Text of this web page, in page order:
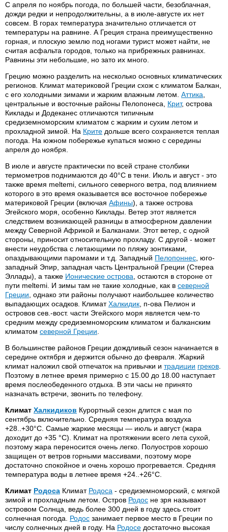
С апреля по ноябрь погода, по большей части, безоблачная,
дожди редки и непродолжительны, а в июле-августе их нет
совсем. В горах температура значительно отличается от
температуры на равнине. А Греция страна преимущественно
горная, и плоскую землю под ногами турист может найти, не
считая асфальта городов, только на прибрежных равнинах.
Равнины эти небольшие, но зато их много.
Грецию можно разделить на несколько основных климатических
регионов. Климат материковой Греции схож с климатом Балкан,
с его холодными зимами и жарким влажным летом. Аттика
центральные и восточные районы Пелопонеса, Крит, острова
Киклады и Додеканес отличаются типичным
средиземноморским климатом с жарким и сухим летом и
прохладной зимой. На Крите дольше всего сохраняется теплая
погода. На южном побережье купаться можно с середины
апреля до ноября.
В июле и августе практически по всей стране столбики
термометров поднимаются до 40°С в тени. Июль и август - это
также время meltemi, сильного северного ветра, под влиянием
которого в это время оказывается все восточное побережье
материковой Греции (включая Афины), а также острова
Эгейского моря, особенно Киклады. Ветер этот является
следствием возникающей разницы в атмосферном давлении
между Северной Африкой и Балканами. Этот ветер, с одной
стороны, приносит относительную прохладу. С другой - может
внести неудобства с летающими по пляжу зонтиками,
опаздывающими паромами и т.д. Западный Пелопоннес , юго-
западный Эпир, западная часть Центральной Греции (Стереа
Эллады), а также Ионические острова , остаются в стороне от
пути meltemi. И зимы там не такие холодные, как в северной
Греции , однако эти районы получают наибольшее количество
выпадающих осадков. КлиматХалкидик , п-ова Пелион и
островов сев.-вост. части Эгейского моря является чем-то
средним между средиземноморским климатом и балканским
климатом северной Греции
В большинстве районов Греции дождливый сезон начинается в
середине октября и держится обычно до февраля. Жаркий
климат наложил свой отпечаток на привычки и традиции греков
Поэтому в летнее время примерно с 15.00 до 18.00 наступает
время послеобеденного отдыха. В эти часы не принято
назначать встречи, звонить по телефону.
Климат Халкидиков Курортный сезон длится с мая по
сентябрь включительно. Средняя температура воздуха
+28..+30°C. Самые жаркие месяцы — июль и август (жара
доходит до +35 °C). Климат на протяжении всего лета сухой,
поэтому жара переносится очень легко. Полуостров хорошо
защищен от ветров горными массивами, поэтому море
достаточно спокойное и очень хорошо прогревается. Средняя
температура воды в летнее время +24..+26°С.
Климат Родоса Климат Родоса - средиземноморский, с мягкой
зимой и прохладным летом. Остров Родос не зря называют
островом Солнца, ведь более 300 дней в году здесь стоит
солнечная погода. Родос занимает первое место в Греции по
числу солнечных дней в году. На Родосе достаточно высокая